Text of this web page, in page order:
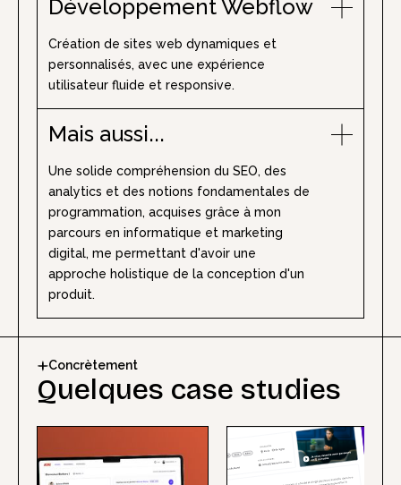
Développement Webflow
Création de sites web dynamiques et
personnalisés, avec une expérience
utilisateur fluide et responsive.
Mais aussi...
Une solide compréhension du SEO, des
analytics et des notions fondamentales de
programmation, acquises grâce à mon
parcours en informatique et marketing
digital, me permettant d'avoir une
approche holistique de la conception d'un
produit.
Concrètement
Quelques case studies